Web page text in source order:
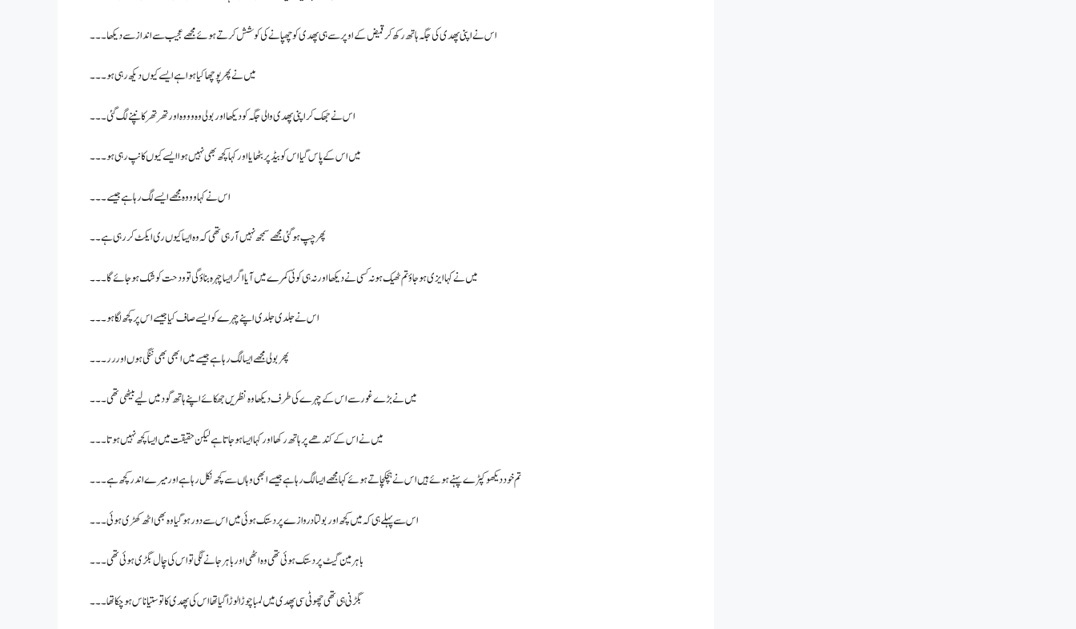
اس نے اپنی پھدی کی جگہ ہاتھ رکھ کر قمیض کے اوپر سے ہی پھدی کو چھپانے کی کوشش کرتے ہوئے مجھے عجیب سے انداز سے دیکھا۔۔۔
میں نے پھر پوچھا کیا ہوا ہے ایسے کیوں دیکھ رہی ہو۔۔۔
اس نے جھک کر اپنی پھدی والی جگہ کو دیکھا اور بولی وہ وووہ اور تھر تھر کانپنے لگ گئی۔۔۔
میں اس کے پاس گیا اس کو بیڈ پر بٹھایا اور کہا کچھ بھی نہیں ہوا ایسے کیوں کانپ رہی ہو۔۔۔
اس نے کہا وووہ مجھے ایسے لگ رہا ہے جیسے ۔۔۔
پھر چپ ہو گئی مجھے سمجھ نہیں آ رہی تھی کہ وہ ایسا کیوں ری ایکٹ کر رہی ہے۔۔
میں نے کہا ایزی ہو جاؤ تم ٹھیک ہو نہ کسی نے دیکھا اور نہ ہی کوئی کمرے میں آیا اگر ایسا چہرہ بناؤ گی تو ودحت کو شک ہو جائے گا۔۔۔
اس نے جلدی جلدی اپنے چہرے کو ایسے صاف کیا جیسے اس پر کچھ لگا ہو۔۔۔
پھر بولی مجھے ایسا لگ رہا ہے جیسے میں ابھی بھی ننگی ہوں اوررر۔۔۔
میں نے بڑے غور سے اس کے چہرے کی طرف دیکھا وہ نظریں جھکائے اپنے ہاتھ گود میں لیے بیٹھی تھی۔۔۔
میں نے اس کے کندھے پر ہاتھ رکھا اور کہا ایسا ہو جاتا ہے لیکن حقیقت میں ایسا کچھ نہیں ہوتا۔۔۔
تم خود دیکھو کپڑے پہنے ہوئے ہیں اس نے ہچکچاتے ہوئے کہا مجھے ایسا لگ رہا ہے جیسے ابھی وہاں سے کچھ نکل رہا ہے اور میرے اندر کچھ ہے۔۔۔
اس سے پہلے ہی کہ میں کچھ اور بولتا دروازے پر دستک ہوئی میں اس سے دور ہو گیا وہ بھی اٹھ کھڑی ہوئی۔۔۔
باہر مین گیٹ پر دستک ہوئی تھی وہ اٹھی اور باہر جانے لگی تو اس کی چال بگڑی ہوئی تھی۔۔۔
بگڑنی ہی تھی چھوٹی سی پھدی میں لمبا چوڑا لوڑا گیا تھا اس کی پھدی کا تو ستیاناس ہو چکا تھا۔۔۔